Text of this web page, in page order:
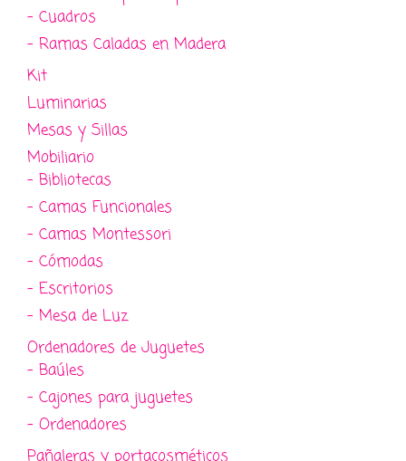
- Cuadros
- Ramas Caladas en Madera
Kit
Luminarias
Mesas y Sillas
Mobiliario
- Bibliotecas
- Camas Funcionales
- Camas Montessori
- Cómodas
- Escritorios
- Mesa de Luz
Ordenadores de Juguetes
- Baúles
- Cajones para juguetes
- Ordenadores